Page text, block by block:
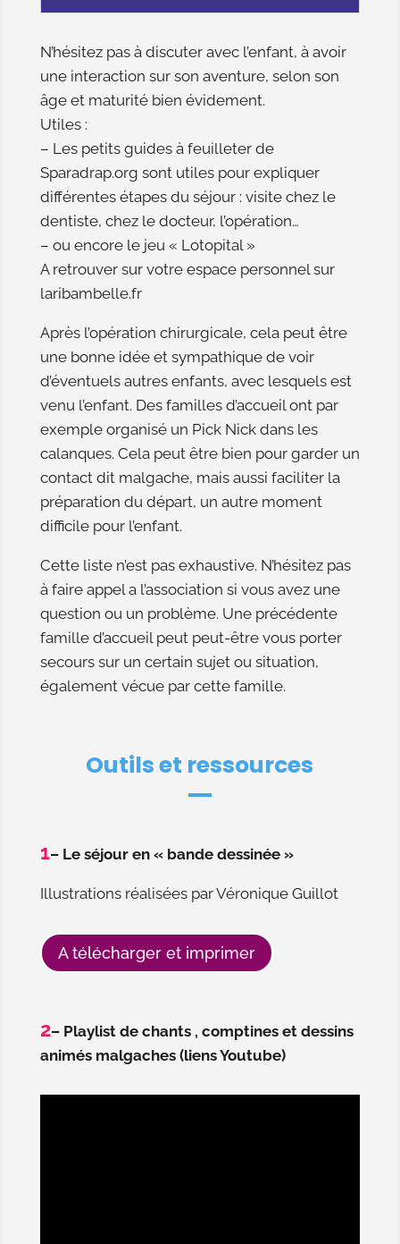
N’hésitez pas à discuter avec l’enfant, à avoir
une interaction sur son aventure, selon son
âge et maturité bien évidement.
Utiles :
– Les petits guides à feuilleter de
Sparadrap.org sont utiles pour expliquer
différentes étapes du séjour : visite chez le
dentiste, chez le docteur, l’opération…
– ou encore le jeu « Lotopital »
A retrouver sur votre espace personnel sur
laribambelle.fr
Après l’opération chirurgicale, cela peut être
une bonne idée et sympathique de voir
d’éventuels autres enfants, avec lesquels est
venu l’enfant. Des familles d’accueil ont par
exemple organisé un Pick Nick dans les
calanques. Cela peut être bien pour garder un
contact dit malgache, mais aussi faciliter la
préparation du départ, un autre moment
difficile pour l’enfant.
Cette liste n’est pas exhaustive. N’hésitez pas
à faire appel a l’association si vous avez une
question ou un problème. Une précédente
famille d’accueil peut peut-être vous porter
secours sur un certain sujet ou situation,
également vécue par cette famille.
Outils et ressources
1– Le séjour en « bande dessinée »
Illustrations réalisées par Véronique Guillot
A télécharger et imprimer
2– Playlist de chants , comptines et dessins
animés malgaches (liens Youtube)